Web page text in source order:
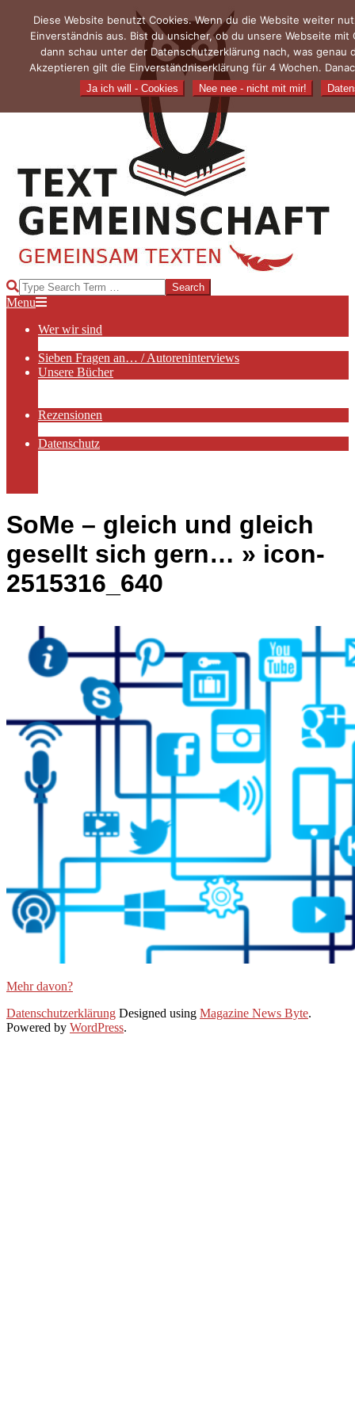
content
TEXTGEMEINSCHAFT
Search
Primary
Menu
Menu
Wer wir sind
Sieben Fragen an… / Autoreninterviews
Unsere Bücher
Rezensionen
Datenschutz
SoMe – gleich und gleich
gesellt sich gern… » icon-
2515316_640
Mehr davon?
2021-
06-
Datenschutzerklärung Designed using Magazine News Byte.
Powered by WordPress.
Diese Website benutzt Cookies. Wenn du die Website weiter
Einverständnis aus. Bist du unsicher, ob du unsere Webseite
dann schau unter der Datenschutzerklärung nach, was genau
Akzeptieren gilt die Einverständniserklärung für 4 Wochen.
Ja ich will - Cookies Nee nee - nicht mit mir!